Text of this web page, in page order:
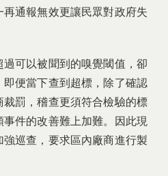
通報無效更讓民眾對政府失
可以被聞到的嗅覺閾值，卻
便當下查到超標，除了確認
罰，稽查更須符合檢驗的標
件的改善難上加難。因此現
巡查，要求區內廠商進行製